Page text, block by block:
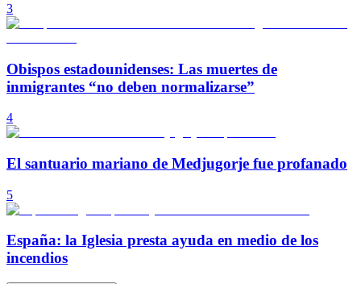
3
Obispos estadounidenses: Las muertes de
inmigrantes “no deben normalizarse”
4
El santuario mariano de Medjugorje fue profanado
5
España: la Iglesia presta ayuda en medio de los
incendios